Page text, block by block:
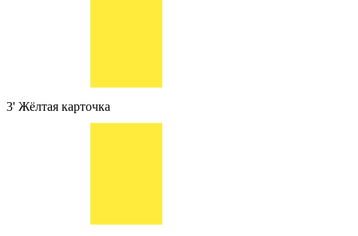
3' Жёлтая карточка